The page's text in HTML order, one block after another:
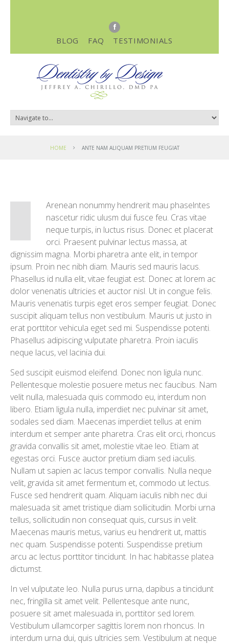
BLOG FAQ TESTIMONIALS
HOME ANTE NAM ALIQUAM PRETIUM FEUGIAT
Arenean nonummy hendrerit mau phaselntes
nascetur ridic ulusm dui fusce feu. Cras vitae
neque turpis, in luctus risus. Donec et placerat
orci. Praesent pulvinar lectus massa, at
dignissim magna. Morbi pharetra ante elit, in tempor
ipsum. Proin nec nibh diam. Mauris sed mauris lacus.
Phasellus id nulla elit, vitae feugiat est. Donec at lorem ac
dolor venenatis ultricies et auctor nisl. Ut in congue felis.
Mauris venenatis turpis eget eros semper feugiat. Donec
suscipit aliquam tellus non vestibulum. Mauris ut justo in
erat porttitor vehicula eget sed mi. Suspendisse potenti.
Phasellus adipiscing vulputate pharetra. Proin iaculis
neque lacus, vel lacinia dui.
Sed suscipit euismod eleifend. Donec non ligula nunc.
Pellentesque molestie posuere metus nec faucibus. Nam
velit nulla, malesuada quis commodo eu, interdum non
libero. Etiam ligula nulla, imperdiet nec pulvinar sit amet,
sodales sed diam. Maecenas imperdiet tellus at enim
interdum et semper ante pharetra. Cras elit orci, rhoncus
gravida convallis sit amet, molestie vitae leo. Etiam at
egestas orci. Fusce auctor pretium diam sed iaculis.
Nullam ut sapien ac lacus tempor convallis. Nulla neque
velit, gravida sit amet fermentum et, commodo ut lectus.
Fusce sed hendrerit quam. Aliquam iaculis nibh nec dui
malesuada sit amet tristique diam sollicitudin. Morbi urna
tellus, sollicitudin non consequat quis, cursus in velit.
Maecenas mauris metus, varius eu hendrerit ut, mattis
nec quam. Suspendisse potenti. Suspendisse pretium
arcu ac lectus porttitor tincidunt. In hac habitasse platea
dictumst.
In vel vulputate leo. Nulla purus urna, dapibus a tincidunt
nec, fringilla sit amet velit. Pellentesque ante nunc,
posuere sit amet malesuada in, porttitor sed lorem.
Vestibulum ullamcorper sagittis lorem non rhoncus. In
interdum urna dui, quis ultricies sem. Vestibulum at neque